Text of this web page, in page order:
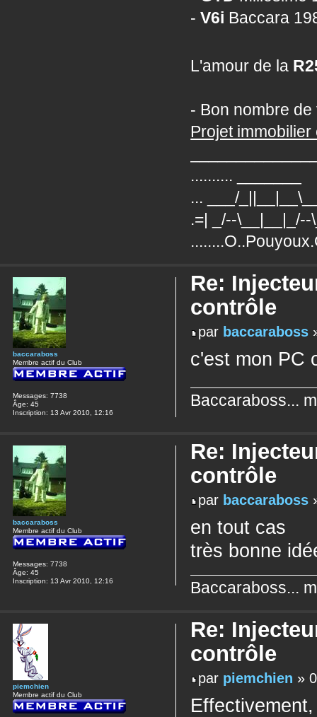
-V6i Baccara
L'amour de la
- Bon nombre
Projet
.......... _______
... ___/
.=| _/--\__|__|_/--
Re:
contrôle
par baccaraboss
c'est mon PC
Baccaraboss...
baccaraboss
Membre actif du Club
Messages: 7738
Âge: 45
Inscription: 13 Avr 2010, 12:16
Re:
contrôle
par baccaraboss
en tout cas
très bonne
Baccaraboss...
baccaraboss
Membre actif du Club
Messages: 7738
Âge: 45
Inscription: 13 Avr 2010, 12:16
Re:
contrôle
par piemchien »
piemchien
Membre actif du Club